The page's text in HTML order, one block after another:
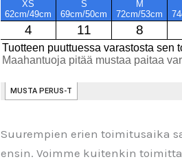
Suurempien erien toimitusaika
ensin. Voimme kuitenkin